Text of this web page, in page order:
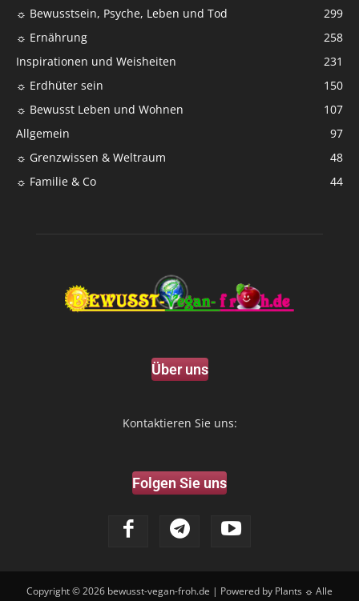
☼ Bewusstsein, Psyche, Leben und Tod
299
☼ Ernährung
258
Inspirationen und Weisheiten
231
☼ Erdhüter sein
150
☼ Bewusst Leben und Wohnen
107
Allgemein
97
☼ Grenzwissen & Weltraum
48
☼ Familie & Co
44
Über uns
Kontaktieren Sie uns:
Folgen Sie uns
Copyright © 2026 bewusst-vegan-froh.de | Powered by Plants ☼ Alle